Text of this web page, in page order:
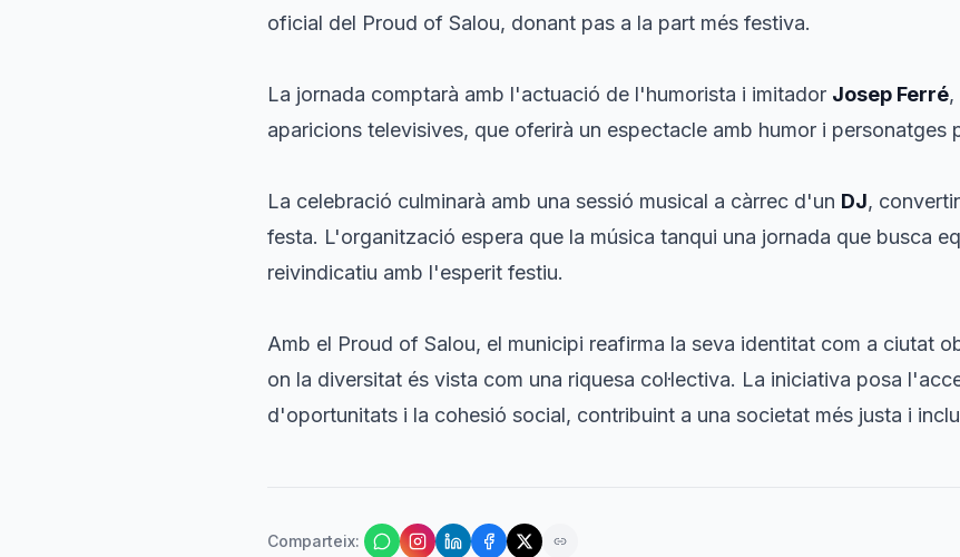
oficial del Proud of Salou, donant pas a la part més festiva.
La jornada comptarà amb l'actuació de l'humorista i imitador Josep Ferré,
aparicions televisives, que oferirà un espectacle amb humor i personatges
La celebració culminarà amb una sessió musical a càrrec d'un DJ,
festa. L'organització espera que la música tanqui una jornada que busca
reivindicatiu amb l'esperit festiu.
Amb el Proud of Salou, el municipi reafirma la seva identitat com a ciutat
on la diversitat és vista com una riquesa col·lectiva. La iniciativa posa
d'oportunitats i la cohesió social, contribuint a una societat més justa i
Comparteix: